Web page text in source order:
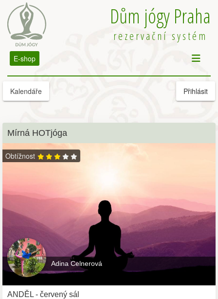
Dům jógy Praha
rezervační systém
E-shop
Kalendáře Přihlásit
Mírná HOTjóga
Obtížnost
Adina Celnerová
ANDĚL - červený sál